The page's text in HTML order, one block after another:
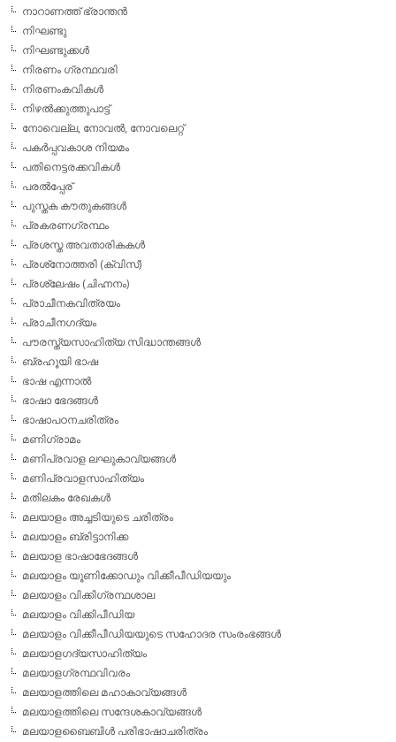
നാറാണത്ത് ഭ്രാന്തന്‍
നിഘണ്ടു
നിഘണ്ടുക്കള്‍
നിരണം ഗ്രന്ഥവരി
നിരണംകവികള്‍
നിഴല്‍ക്കുത്തുപാട്ട്
നോവെല്ല, നോവല്‍, നോവലെറ്റ്
പകര്‍പ്പവകാശ നിയമം
പതിനെട്ടരക്കവികള്‍
പരല്‍പ്പേര്
പുസ്തക കൗതുകങ്ങള്‍
പ്രകരണഗ്രന്ഥം
പ്രശസ്ത അവതാരികകള്‍
പ്രശ്‌നോത്തരി (ക്വിസ്)
പ്രശ്ലേഷം (ചിഹ്നനം)
പ്രാചീനകവിത്രയം
പ്രാചീനഗദ്യം
പൗരസ്ത്യസാഹിത്യ സിദ്ധാന്തങ്ങള്‍
ബ്രഹൂയി ഭാഷ
ഭാഷ എന്നാല്‍
ഭാഷാ ഭേദങ്ങള്‍
ഭാഷാപഠനചരിത്രം
മണിഗ്രാമം
മണിപ്രവാള ലഘുകാവ്യങ്ങള്‍
മണിപ്രവാളസാഹിത്യം
മതിലകം രേഖകള്‍
മലയാളം അച്ചടിയുടെ ചരിത്രം
മലയാളം ബ്രിട്ടാനിക്ക
മലയാള ഭാഷാഭേദങ്ങള്‍
മലയാളം യൂണിക്കോഡും വിക്കീപീഡിയയും
മലയാളം വിക്കിഗ്രന്ഥശാല
മലയാളം വിക്കിപീഡിയ
മലയാളം വിക്കീപീഡിയയുടെ സഹോദര സംരംഭങ്ങള്‍
മലയാളഗദ്യസാഹിത്യം
മലയാളഗ്രന്ഥവിവരം
മലയാളത്തിലെ മഹാകാവ്യങ്ങള്‍
മലയാളത്തിലെ സന്ദേശകാവ്യങ്ങള്‍
മലയാളബൈബിള്‍ പരിഭാഷാചരിത്രം